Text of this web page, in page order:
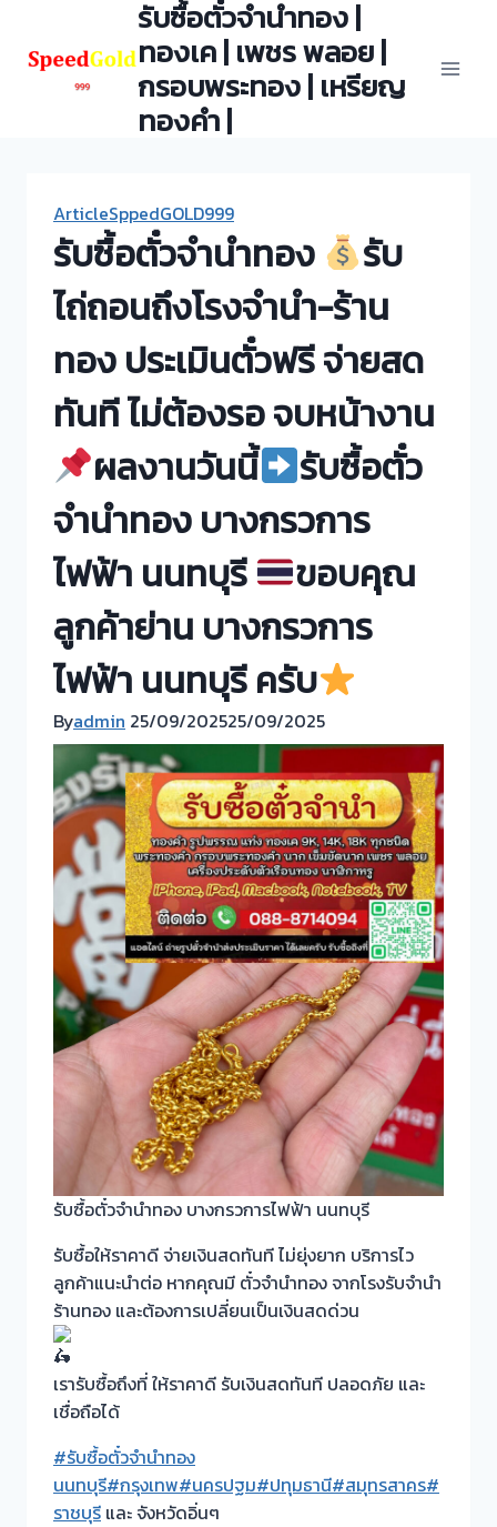
content
รับซื้อตั๋วจำนำทอง |
ทองเค | เพชร พลอย |
กรอบพระทอง | เหรียญ
ทองคำ |
ArticleSppedGOLD999
รับซื้อตั๋วจำนำทอง
รับ
ไถ่ถอนถึงโรงจำนำ-ร้าน
ทอง ประเมินตั๋วฟรี จ่ายสด
ทันที ไม่ต้องรอ จบหน้างาน
ผลงานวันนี้
รับซื้อตั๋ว
จำนำทอง บางกรวการ
ไฟฟ้า นนทบุรี
ขอบคุณ
ลูกค้าย่าน บางกรวการ
ไฟฟ้า นนทบุรี ครับ
Byadmin 25/09/202525/09/2025
รับซื้อตั๋วจำนำทอง บางกรวการไฟฟ้า นนทบุรี
รับซื้อให้ราคาดี จ่ายเงินสดทันที ไม่ยุ่งยาก บริการไว
ลูกค้าแนะนำต่อ หากคุณมี ตั๋วจำนำทอง จากโรงรับจำนำ
ร้านทอง และต้องการเปลี่ยนเป็นเงินสดด่วน
เรารับซื้อถึงที่ ให้ราคาดี รับเงินสดทันที ปลอดภัย และ
เชื่อถือได้
#รับซื้อตั๋วจำนำทอง
นนทบุรี#กรุงเทพ#นครปฐม#ปทุมธานี#สมุทรสาคร#
ราชบุรี และ จังหวัดอิ่นๆ